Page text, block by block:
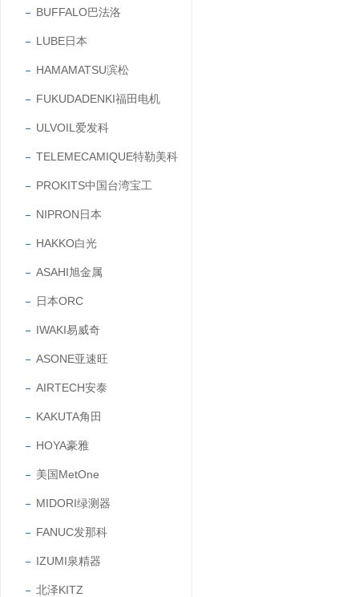
BUFFALO巴法洛
LUBE日本
HAMAMATSU滨松
FUKUDADENKI福田电机
ULVOIL爱发科
TELEMECAMIQUE特勒美科
PROKITS中国台湾宝工
NIPRON日本
HAKKO白光
ASAHI旭金属
日本ORC
IWAKI易威奇
ASONE亚速旺
AIRTECH安泰
KAKUTA角田
HOYA豪雅
美国MetOne
MIDORI绿测器
FANUC发那科
IZUMI泉精器
北泽KITZ